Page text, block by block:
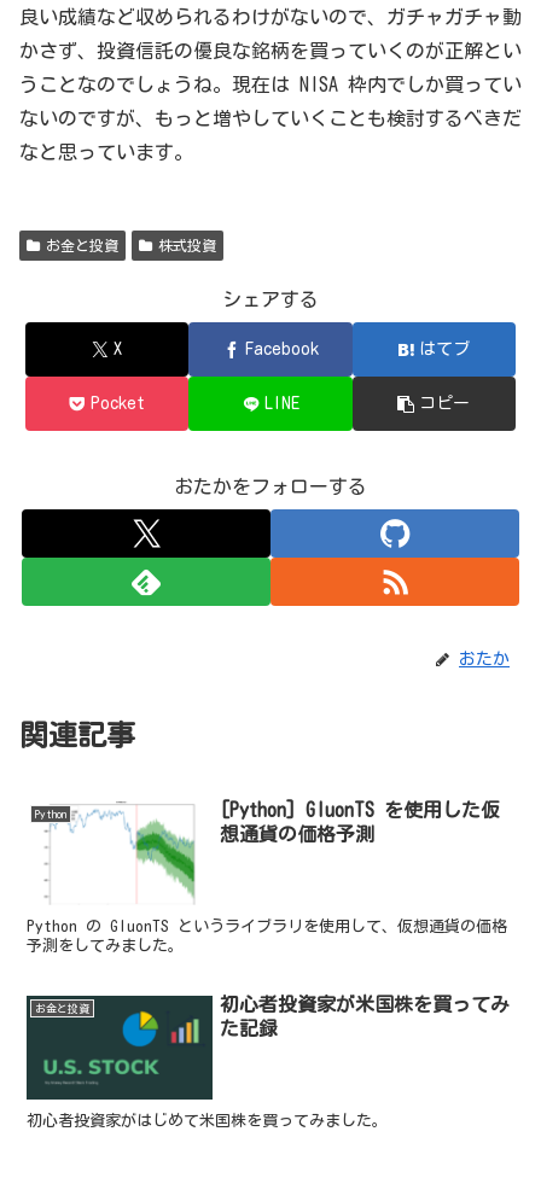
良い成績など収められるわけがないので、ガチャガチャ動
かさず、投資信託の優良な銘柄を買っていくのが正解とい
うことなのでしょうね。現在は NISA 枠内でしか買ってい
ないのですが、もっと増やしていくことも検討するべきだ
なと思っています。
お金と投資 株式投資
シェアする
X Facebook はてブ
Pocket LINE コピー
おたかをフォローする
おたか
関連記事
Python
[Python] GluonTS を使用した仮
想通貨の価格予測
Python の GluonTS というライブラリを使用して、仮想通貨の価格
予測をしてみました。
お金と投資
初心者投資家が米国株を買ってみ
た記録
初心者投資家がはじめて米国株を買ってみました。